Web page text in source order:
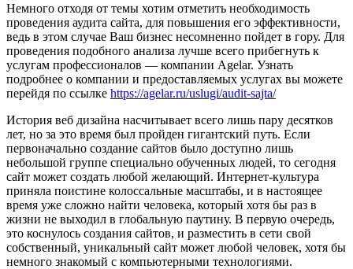
Немного отходя от темы хотим отметить необходимость
проведения аудита сайта, для повышения его эффективности,
ведь в этом случае Ваш бизнес несомненно пойдет в гору. Для
проведения подобного анализа лучше всего прибегнуть к
услугам профессионалов — компании Agelar. Узнать
подробнее о компании и предоставляемых услугах вы можете
перейдя по ссылке https://agelar.ru/uslugi/audit-sajta/
История веб дизайна насчитывает всего лишь пару десятков
лет, но за это время был пройден гигантский путь. Если
первоначально создание сайтов было доступно лишь
небольшой группе специально обученных людей, то сегодня
сайт может создать любой желающий. Интернет-культура
приняла поистине колоссальные масштабы, и в настоящее
время уже сложно найти человека, который хотя бы раз в
жизни не выходил в глобальную паутину. В первую очередь,
это коснулось создания сайтов, и разместить в сети свой
собственный, уникальный сайт может любой человек, хотя бы
немного знакомый с компьютерными технологиями.